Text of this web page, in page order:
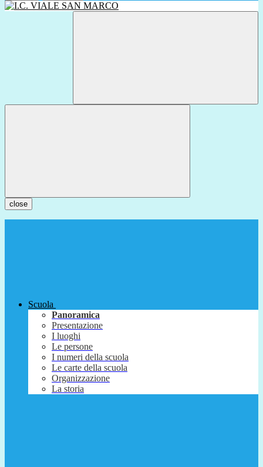
close
Scuola
Panoramica
Presentazione
I luoghi
Le persone
I numeri della scuola
Le carte della scuola
Organizzazione
La storia